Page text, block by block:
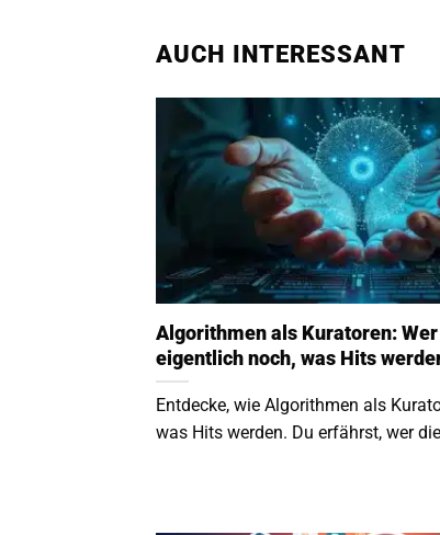
AUCH INTERESSANT
Algorithmen als Kuratoren:
eigentlich noch, was Hits
Entdecke, wie Algorithmen als
was Hits werden. Du erfährst, wer